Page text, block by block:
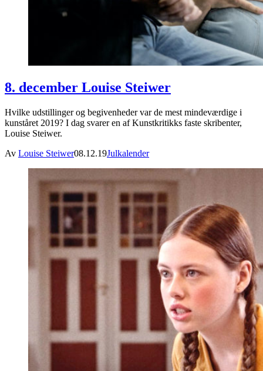
8. december Louise Steiwer
Hvilke udstillinger og begivenheder var de mest mindeværdige i
kunståret 2019? I dag svarer en af Kunstkritikks faste skribenter,
Louise Steiwer.
Av Louise Steiwer08.12.19Julkalender